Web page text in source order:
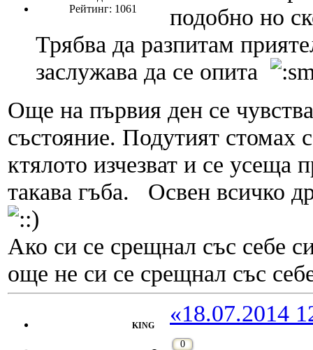
Рейтинг: 1061
подобно но
Трябва да разпитам
заслужава да се опита
Още на първия ден се
състояние. Подутият стомах
ктялото изчезват и се усеща
такава гъба. Освен всичко
Ако си се срещнал със себе
още не си се срещнал със
KING «18.07.2014
0